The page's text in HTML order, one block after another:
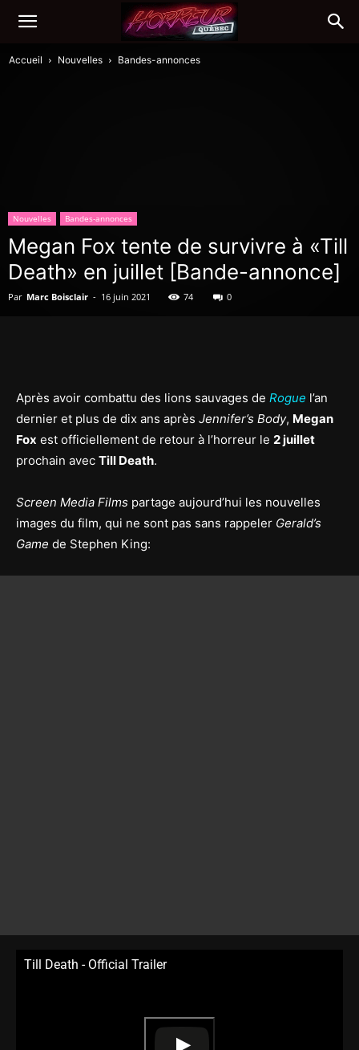
Accueil Nouvelles Bandes-annonces
Nouvelles Bandes-annonces
Megan Fox tente de survivre à «Till
Death» en juillet [Bande-annonce]
Par Marc Boisclair - 16 juin 2021 74 0
Après avoir combattu des lions sauvages de Rogue l’an
dernier et plus de dix ans après Jennifer’s Body, Megan
Fox est officiellement de retour à l’horreur le 2 juillet
prochain avec Till Death.
Screen Media Films partage aujourd’hui les nouvelles
images du film, qui ne sont pas sans rappeler Gerald’s
Game de Stephen King:
Till Death - Official Trailer